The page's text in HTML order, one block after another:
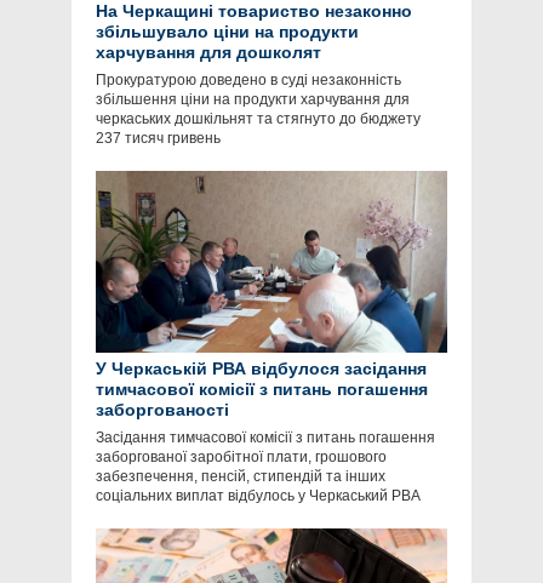
На Черкащині товариство незаконно
збільшувало ціни на продукти
харчування для дошколят
Прокуратурою доведено в суді незаконність
збільшення ціни на продукти харчування для
черкаських дошкільнят та стягнуто до бюджету
237 тисяч гривень
У Черкаській РВА відбулося засідання
тимчасової комісії з питань погашення
заборгованості
Засідання тимчасової комісії з питань погашення
заборгованої заробітної плати, грошового
забезпечення, пенсій, стипендій та інших
соціальних виплат відбулось у Черкаський РВА